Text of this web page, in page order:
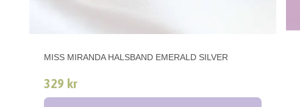
MISS MIRANDA HALSBAND EMERALD SILVER
329 kr